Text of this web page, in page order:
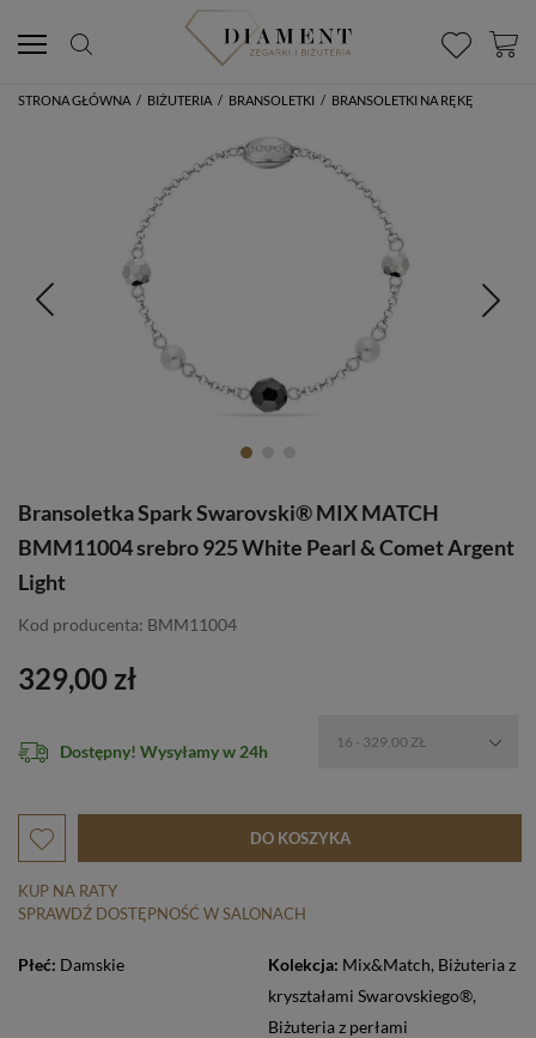
STRONA GŁÓWNA / BIŻUTERIA / BRANSOLETKI / BRANSOLETKI NA RĘKĘ
Bransoletka Spark Swarovski® MIX MATCH
BMM11004 srebro 925 White Pearl & Comet Argent
Light
Kod producenta: BMM11004
329,00 zł
Dostępny! Wysyłamy w 24h 16 - 329,00 ZŁ
DO KOSZYKA
KUP NA RATY
SPRAWDŹ DOSTĘPNOŚĆ W SALONACH
Płeć: Damskie Kolekcja: Mix&Match,
kryształami Swarovskiego®,
Biżuteria z perłami